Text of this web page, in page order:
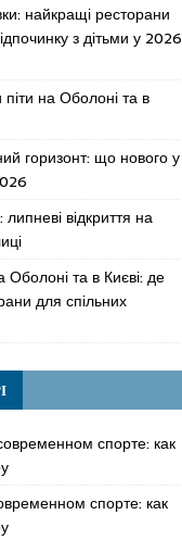
найкращі ресторани
з дітьми у 2026
піти на Оболоні та в
горизонт: що нового у
липневі відкриття на
та в Києві: де
для спільних
спорте: как
спорте: как